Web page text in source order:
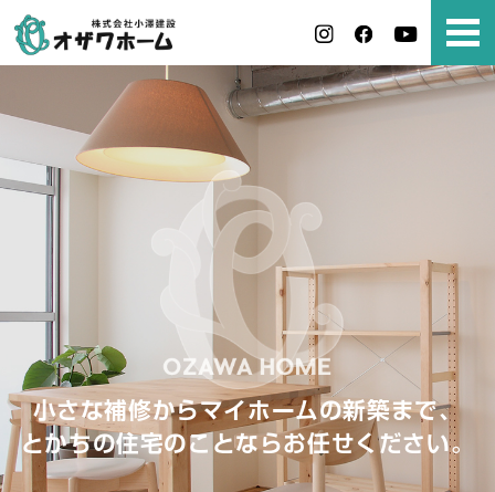
小さな補修からマイホームの新築まで、
とかちの住宅のことならお任せください。